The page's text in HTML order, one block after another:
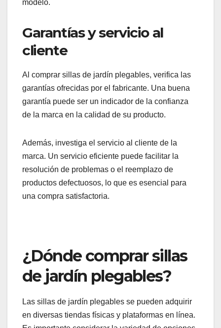
Las opiniones de usuarios son una fuente valiosa
de información al seleccionar sillas de jardín
plegables. Busca reseñas en sitios de comercio
usuarios comparten sus experiencias sobre
comodidad, durabilidad y facilidad de uso.
Presta atención a las críticas recurrentes, tanto
más clara de las ventajas y desventajas de cada
modelo.
Garantías y servicio al
garantías ofrecidas por el fabricante. Una buena
garantía puede ser un indicador de la confianza
de la marca en la calidad de su producto.
Además, investiga el servicio al cliente de la
marca. Un servicio eficiente puede facilitar la